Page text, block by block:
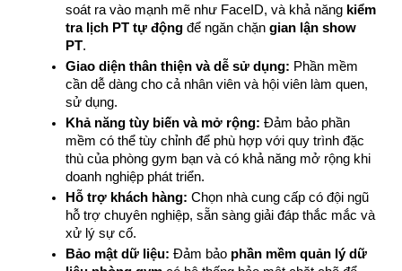
soát ra vào mạnh mẽ như FaceID, và khả năng kiểm
tra lịch PT tự động để ngăn chặn gian lận show
PT.
Giao diện thân thiện và dễ sử dụng: Phần mềm
cần dễ dàng cho cả nhân viên và hội viên làm quen,
sử dụng.
Khả năng tùy biến và mở rộng: Đảm bảo phần
mềm có thể tùy chỉnh để phù hợp với quy trình đặc
thù của phòng gym bạn và có khả năng mở rộng khi
doanh nghiệp phát triển.
Hỗ trợ khách hàng: Chọn nhà cung cấp có đội ngũ
hỗ trợ chuyên nghiệp, sẵn sàng giải đáp thắc mắc và
xử lý sự cố.
Bảo mật dữ liệu: Đảm bảo phần mềm quản lý dữ